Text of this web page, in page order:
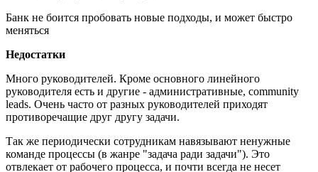
Банк не боится пробовать новые подходы, и может быстро
меняться
Недостатки
Много руководителей. Кроме основного линейного
руководителя есть и другие - административные, community
leads. Очень часто от разных руководителей приходят
противоречащие друг другу задачи.
Так же периодически сотрудникам навязывают ненужные
команде процессы (в жанре "задача ради задачи"). Это
отвлекает от рабочего процесса, и почти всегда не несет